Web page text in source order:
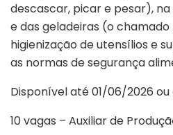
descascar, picar e pesar),
e das geladeiras (o
higienização de utensílios e
as normas de segurança
Disponível até 01/06/2026
10 vagas – Auxiliar de